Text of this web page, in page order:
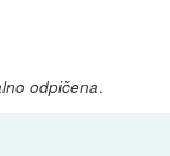
odpičena.